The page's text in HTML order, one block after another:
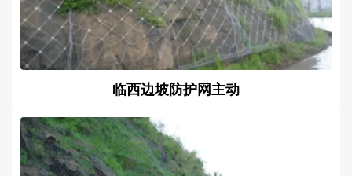
临西边坡防护网主动